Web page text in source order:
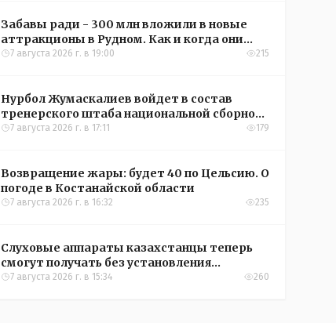
Забавы ради - 300 млн вложили в новые
аттракционы в Рудном. Как и когда они
окупятся?
7 августа 2026 г. в 19:00 215
Нурбол Жумаскалиев войдет в состав
тренерского штаба национальной сборной
Казахстана по футболу
7 августа 2026 г. в 17:11 179
Возвращение жары: будет 40 по Цельсию. О
погоде в Костанайской области
7 августа 2026 г. в 16:32 235
Слуховые аппараты казахстанцы теперь
смогут получать без установления
инвалидности
7 августа 2026 г. в 15:34 260